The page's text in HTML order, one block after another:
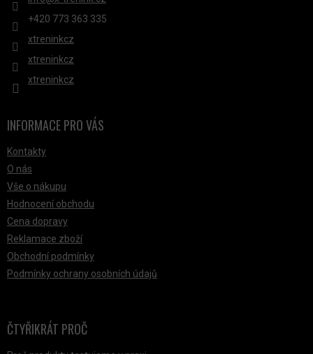
+420 ‭773 363 335
xtreninkcz
xtreninkcz
xtreninkcz
INFORMACE PRO VÁS
Kontakty
O nás
Vše o nákupu
Hodnocení obchodu
Cena dopravy
Reklamace zboží
Obchodní podmínky
Podmínky ochrany osobních údajů
ČTYŘIKRÁT PROČ